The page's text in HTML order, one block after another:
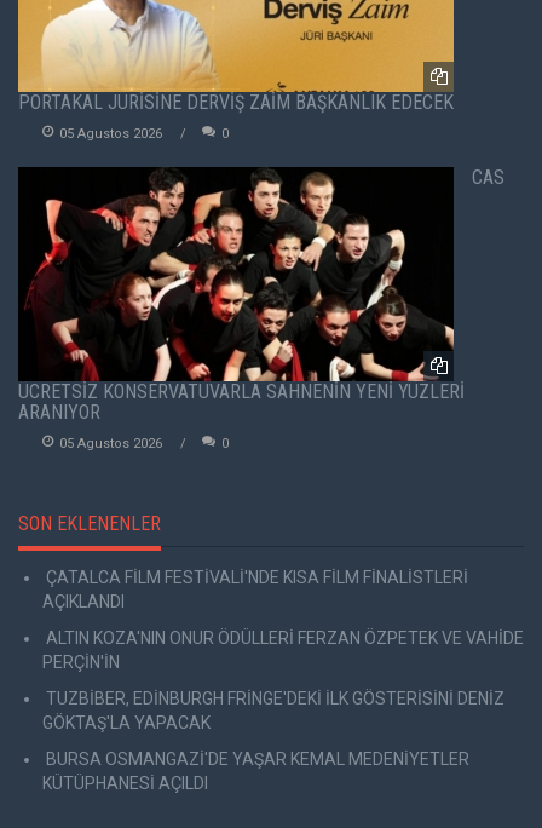
PORTAKAL JÜRİSİNE DERVİŞ ZAİM BAŞKANLIK EDECEK
05 Agustos 2026 0
CAS
ÜCRETSİZ KONSERVATUVARLA SAHNENİN YENİ YÜZLERİ
ARANIYOR
05 Agustos 2026 0
SON EKLENENLER
ÇATALCA FİLM FESTİVALİ'NDE KISA FİLM FİNALİSTLERİ
AÇIKLANDI
ALTIN KOZA'NIN ONUR ÖDÜLLERİ FERZAN ÖZPETEK VE VAHİDE
PERÇİN'İN
TUZBİBER, EDİNBURGH FRİNGE'DEKİ İLK GÖSTERİSİNİ DENİZ
GÖKTAŞ'LA YAPACAK
BURSA OSMANGAZİ'DE YAŞAR KEMAL MEDENİYETLER
KÜTÜPHANESİ AÇILDI